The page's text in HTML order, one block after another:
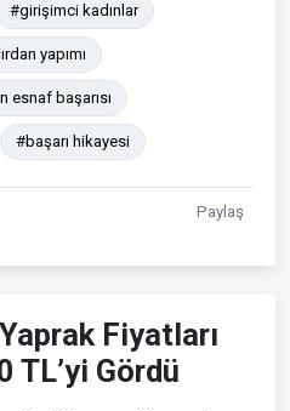
#girişimci kadınlar
yapımı
esnaf başarısı
#başarı hikayesi
Paylaş
Fiyatları
TL’yi Gördü